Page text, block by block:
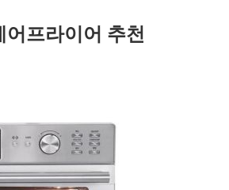
어프라이어 추천